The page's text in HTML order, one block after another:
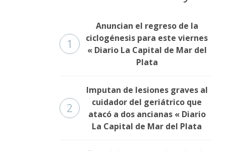
1
Anuncian el regreso de la
ciclogénesis para este viernes
« Diario La Capital de Mar del
Plata
2
Imputan de lesiones graves al
cuidador del geriátrico que
atacó a dos ancianas « Diario
La Capital de Mar del Plata